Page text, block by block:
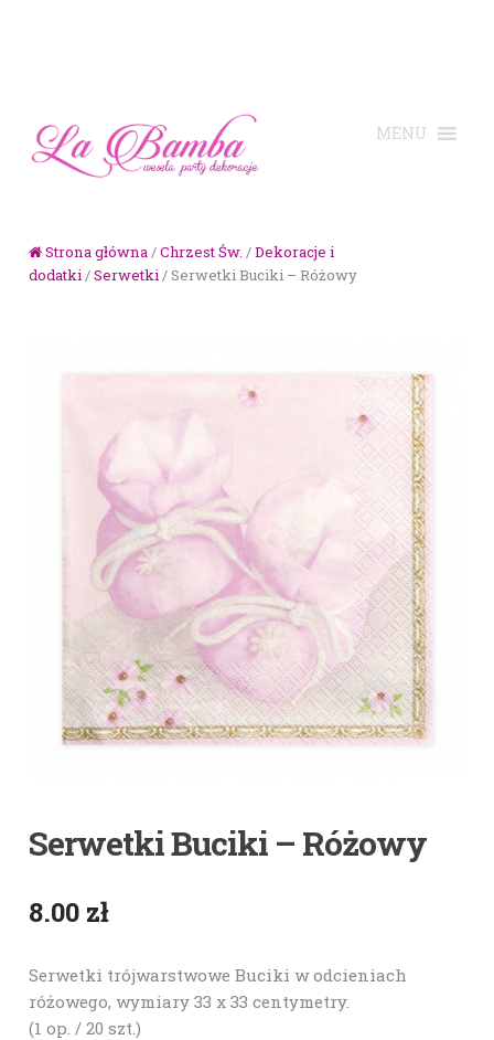
Strona główna/Chrzest Św. /Dekoracje i
dodatki/Serwetki/ Serwetki Buciki – Różowy
Serwetki Buciki – Różowy
8.00 zł
Serwetki trójwarstwowe Buciki w odcieniach
różowego, wymiary 33 x 33 centymetry.
(1 op. / 20 szt.)